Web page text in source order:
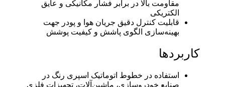
مقاومت بالا در برابر فشار مکانیکی و عایق
الکتریکی
قابلیت کنترل دقیق جریان هوا و پودر جهت
بهینه‌سازی الگوی پاشش و کیفیت پوشش
کاربردها
استفاده در خطوط اتوماتیک اسپری رنگ در
صنایع خودروسازی، ماشین‌آلات، تجهیزات فلزی